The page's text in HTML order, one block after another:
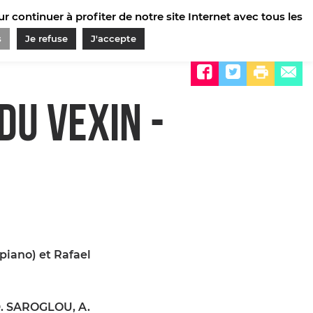
VEXIN -
et Rafael
SAROGLOU, A.
continuer à profiter de notre site Internet avec tous les
Je refuse J'accepte